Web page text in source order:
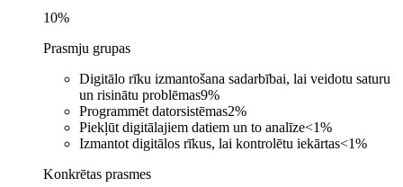
10%
Prasmju grupas
Digitālo rīku izmantošana sadarbībai, lai veidotu saturu
un risinātu problēmas9%
Programmēt datorsistēmas2%
Piekļūt digitālajiem datiem un to analīze<1%
Izmantot digitālos rīkus, lai kontrolētu iekārtas<1%
Konkrētas prasmes